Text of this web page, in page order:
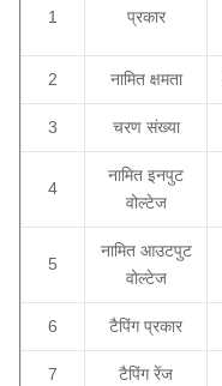
1 प्रकार
2 नामित क्षमता
3 चरण संख्या
4
नामित इनपुट
वोल्टेज
5
नामित आउटपुट
वोल्टेज
6 टैपिंग प्रकार
7 टैपिंग रेंज